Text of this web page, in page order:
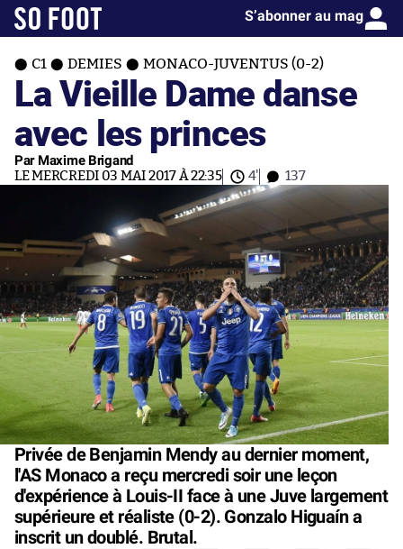
S’abonner au mag
C1 DEMIES MONACO-JUVENTUS (0-2)
La Vieille Dame danse
avec les princes
Par Maxime Brigand
LE MERCREDI 03 MAI 2017 À 22:35 4' 137
Privée de Benjamin Mendy au dernier moment,
l'AS Monaco a reçu mercredi soir une leçon
d'expérience à Louis-II face à une Juve largement
supérieure et réaliste (0-2). Gonzalo Higuaín a
inscrit un doublé. Brutal.